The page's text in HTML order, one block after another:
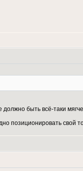
быть всё-таки
позиционировать свой